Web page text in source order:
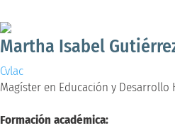
Martha Isabel
Cvlac
Magíster en Educación y Desarrollo
Formación académica: